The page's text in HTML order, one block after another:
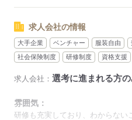
応
求人会社の情報
大手企業 ベンチャー 服装自由
社会保険制度
研修制度 資格支援
求人会社： 選考に進まれる方の
雰囲気：
研修も充実しており、わからない